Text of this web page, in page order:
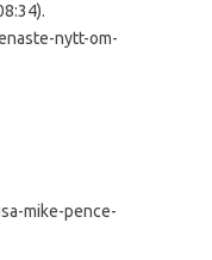
nytt-om-
mike-pence-